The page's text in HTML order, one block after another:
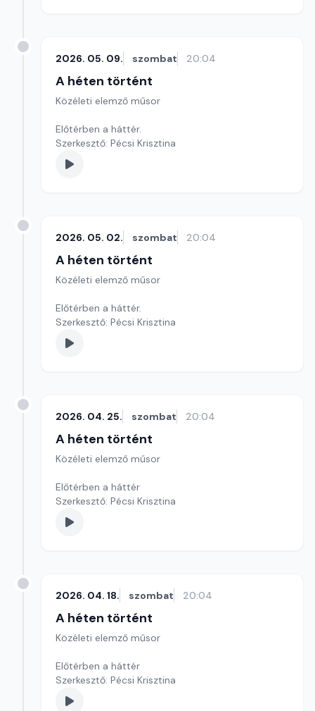
2026. 05. 09. szombat 20:04
A héten történt
Közéleti elemző műsor
Előtérben a háttér.
Szerkesztő: Pécsi Krisztina
2026. 05. 02. szombat 20:04
A héten történt
Közéleti elemző műsor
Előtérben a háttér.
Szerkesztő: Pécsi Krisztina
2026. 04. 25. szombat 20:04
A héten történt
Közéleti elemző műsor
Előtérben a háttér
Szerkesztő: Pécsi Krisztina
2026. 04. 18. szombat 20:04
A héten történt
Közéleti elemző műsor
Előtérben a háttér
Szerkesztő: Pécsi Krisztina